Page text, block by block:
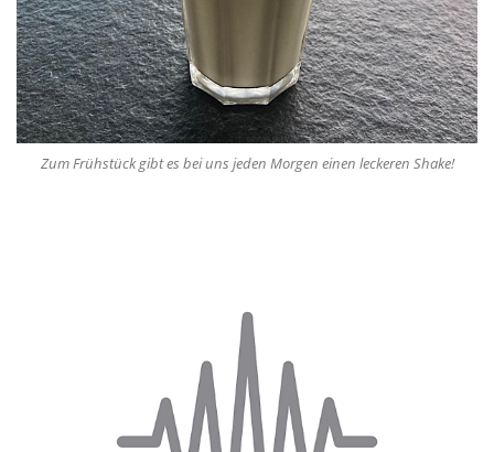
Zum Frühstück gibt es bei uns jeden Morgen einen leckeren Shake!